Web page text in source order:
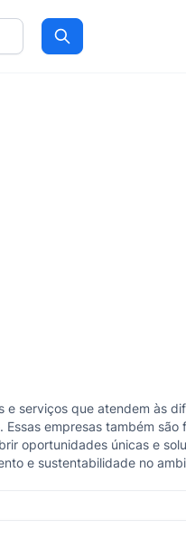
Procurar
serviços que atendem às
empresas também
oportunidades únicas e
e sustentabilidade no